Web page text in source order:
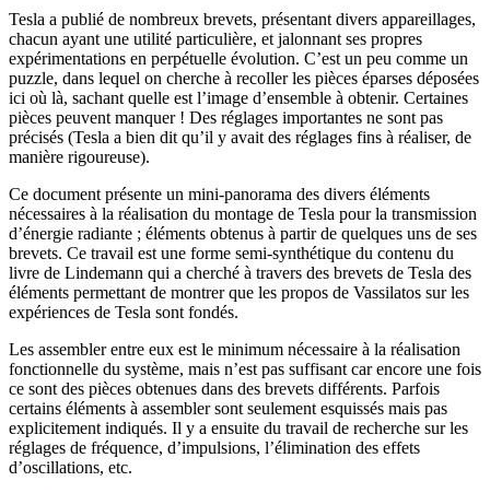
Tesla a publié de nombreux brevets, présentant divers appareillages,
chacun ayant une utilité particulière, et jalonnant ses propres
expérimentations en perpétuelle évolution. C’est un peu comme un
puzzle, dans lequel on cherche à recoller les pièces éparses déposées
ici où là, sachant quelle est l’image d’ensemble à obtenir. Certaines
pièces peuvent manquer ! Des réglages importantes ne sont pas
précisés (Tesla a bien dit qu’il y avait des réglages fins à réaliser, de
manière rigoureuse).
Ce document présente un mini-panorama des divers éléments
nécessaires à la réalisation du montage de Tesla pour la transmission
d’énergie radiante ; éléments obtenus à partir de quelques uns de ses
brevets. Ce travail est une forme semi-synthétique du contenu du
livre de Lindemann qui a cherché à travers des brevets de Tesla des
éléments permettant de montrer que les propos de Vassilatos sur les
expériences de Tesla sont fondés.
Les assembler entre eux est le minimum nécessaire à la réalisation
fonctionnelle du système, mais n’est pas suffisant car encore une fois
ce sont des pièces obtenues dans des brevets différents. Parfois
certains éléments à assembler sont seulement esquissés mais pas
explicitement indiqués. Il y a ensuite du travail de recherche sur les
réglages de fréquence, d’impulsions, l’élimination des effets
d’oscillations, etc.